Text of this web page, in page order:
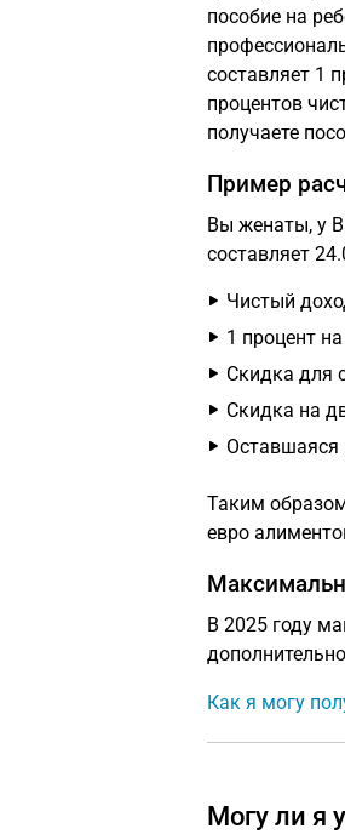
пособие на
составляет 1
процентов
получаете
Пример
Вы женаты, у
составляет
Чистый
1 процент
Скидка для
Скидка на
Оставшаяся
Таким
евро
В 2025 году
Как я могу
Могу ли я